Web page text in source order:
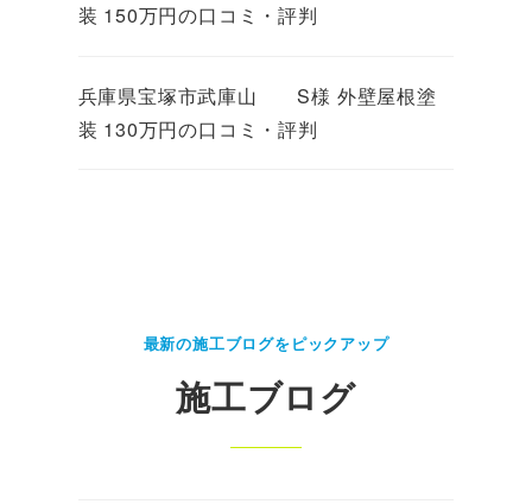
装 150万円の口コミ・評判
兵庫県宝塚市武庫山 S様 外壁屋根塗
装 130万円の口コミ・評判
最新の施工ブログをピックアップ
施工ブログ